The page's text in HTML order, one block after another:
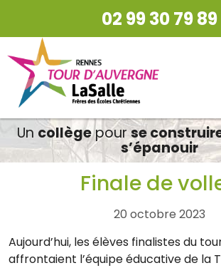
02 99 30 79 89
Un collègepourse
s’épanouir
Finale de
20 octobre 2023
Aujourd’hui, les élèves finalistes du
affrontaient l’équipe éducative de la